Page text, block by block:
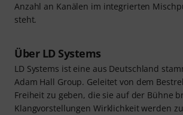
Anzahl an Kanälen im integrierten
steht.
Über LD Systems
LD Systems ist eine aus Deutschland
Adam Hall Group. Geleitet von dem
Freiheit zu geben, die sie auf der Bühne
Klangvorstellungen Wirklichkeit werden